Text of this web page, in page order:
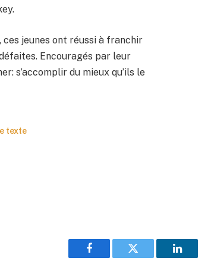
jeunes ont réussi à franchir
Encouragés par leur
s’accomplir du mieux qu’ils le
texte
Facebook Twitter LinkedIn